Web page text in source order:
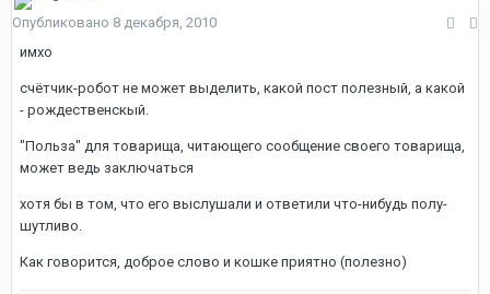
Опубликовано 8 декабря, 2010
имхо
счётчик-робот не может выделить, какой пост полезный, а какой
- рождественскый.
"Польза" для товарища, читающего сообщение своего товарища,
может ведь заключаться
хотя бы в том, что его выслушали и ответили что-нибудь полу-
шутливо.
Как говорится, доброе слово и кошке приятно (полезно)